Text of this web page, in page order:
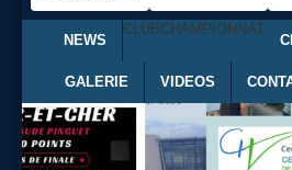
NEWS
CLUBCHAMPIONNAT
GALERIE VIDEOS